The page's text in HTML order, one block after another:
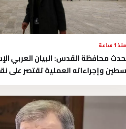
منذ 1 ساعة
محافظة القدس: البيان العربي
وإجراءاته العملية تقتصر على